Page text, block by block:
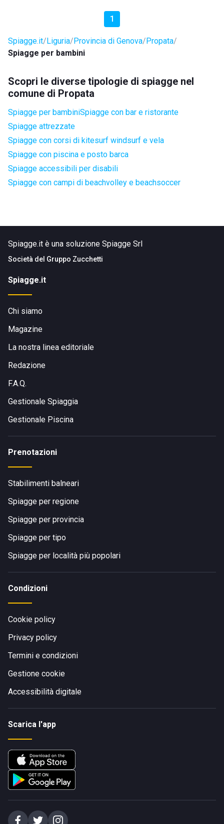
1
Spiagge.it Liguria Provincia di Genova Propata
Spiagge per bambini
Scopri le diverse tipologie di spiagge nel
comune di Propata
Spiagge per bambiniSpiagge con bar e ristorante
Spiagge attrezzate
Spiagge con corsi di kitesurf windsurf e vela
Spiagge con piscina e posto barca
Spiagge accessibili per disabili
Spiagge con campi di beachvolley e beachsoccer
Spiagge.it è una soluzione Spiagge Srl
Società del Gruppo Zucchetti
Spiagge.it
Chi siamo
Magazine
La nostra linea editoriale
Redazione
F.A.Q.
Gestionale Spiaggia
Gestionale Piscina
Prenotazioni
Stabilimenti balneari
Spiagge per regione
Spiagge per provincia
Spiagge per tipo
Spiagge per località più popolari
Condizioni
Cookie policy
Privacy policy
Termini e condizioni
Gestione cookie
Accessibilità digitale
Scarica l'app